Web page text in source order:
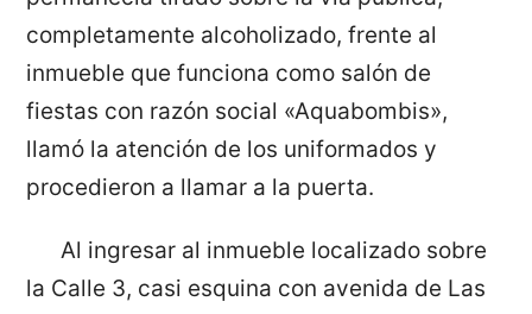
completamente alcoholizado, frente al
inmueble que funciona como salón de
fiestas con razón social «Aquabombis»,
llamó la atención de los uniformados y
procedieron a llamar a la puerta.
Al ingresar al inmueble localizado sobre
la Calle 3, casi esquina con avenida de Las